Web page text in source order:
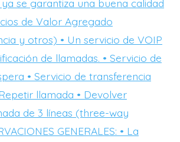
se garantiza una buena calidad
de Valor Agregado
y otros) • Un servicio de VOIP
de llamadas. • Servicio de
• Servicio de transferencia
llamada • Devolver
de 3 líneas (three-way
GENERALES: • La